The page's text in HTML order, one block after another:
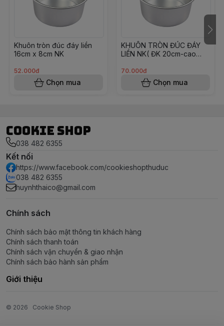
Khuôn tròn đúc đáy liền
16cm x 8cm NK
52.000đ
Chọn mua
KHUÔN TRÒN ĐÚC ĐÁY
LIỀN NK( ĐK 20cm-cao
70.000đ
Chọn mua
Cookie Shop
038 482 6355
Kết nối
https://www.facebook.com/cookieshopthuduc
038 482 6355
huynhthaico@gmail.com
Chính sách
Chính sách bảo mật thông tin khách hàng
Chính sách thanh toán
Chính sách vận chuyển & giao nhận
Chính sách bảo hành sản phẩm
Giới thiệu
© 2026 Cookie Shop